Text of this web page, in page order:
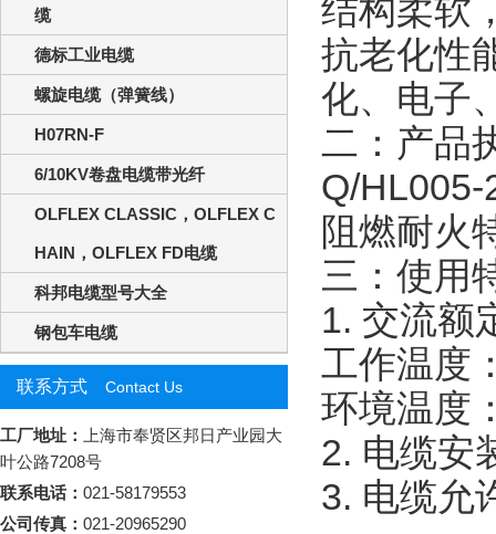
缆
德标工业电缆
螺旋电缆（弹簧线）
H07RN-F
6/10KV卷盘电缆带光纤
OLFLEX CLASSIC，OLFLEX C
HAIN，OLFLEX FD电缆
科邦电缆型号大全
钢包车电缆
联系方式 Contact Us
工厂地址：
上海市奉贤区邦日产业园大
叶公路7208号
联系电话： 021-58179553
公司传真： 021-20965290
结构柔软
抗老化性
化、电子
二：产品
Q/HL005-
阻燃耐火
三：使用
1. 交流额
工作温度
环境温度
2. 电缆安
3. 电缆允